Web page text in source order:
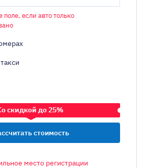
поле, если авто только
скидкой до 25%
место регистрации